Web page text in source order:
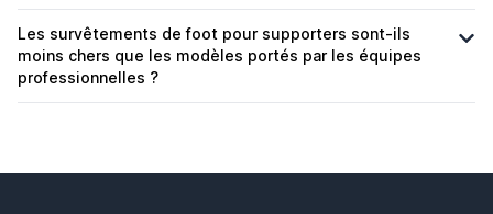
Les survêtements de foot pour supporters sont-ils
moins chers que les modèles portés par les équipes
professionnelles ?